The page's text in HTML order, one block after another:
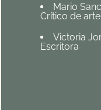
Mario
Crítico de
Victoria
Escritora